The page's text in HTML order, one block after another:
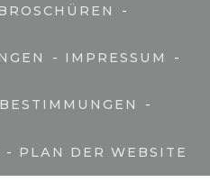
-
- IMPRESSUM -
-
- PLAN DER WEBSITE